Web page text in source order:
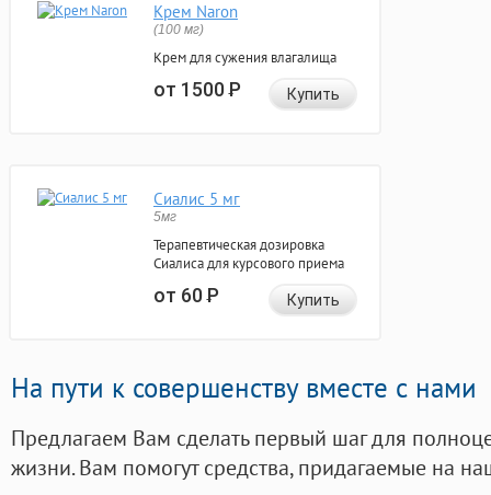
Крем Naron
(100 мг)
Крем для сужения влагалища
от 1500Р Купить
Сиалис 5 мг
5мг
Терапевтическая дозировка
Сиалиса для курсового приема
от 60Р Купить
На пути к совершенству вместе с нами
Предлагаем Вам сделать первый шаг для
жизни. Вам помогут средства, придагаемые на